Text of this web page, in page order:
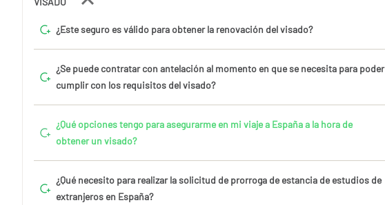
¿Este seguro es válido para obtener la renovación del visado?
¿Se puede contratar con antelación al momento en que se necesita para poder
cumplir con los requisitos del visado?
¿Qué opciones tengo para asegurarme en mi viaje a España a la hora de
obtener un visado?
¿Qué necesito para realizar la solicitud de prorroga de estancia de estudios de
extranjeros en España?